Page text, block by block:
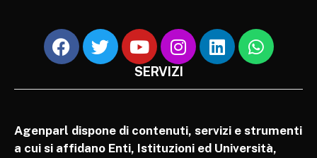
SERVIZI
Agenparl dispone di contenuti, servizi e strumenti
a cui si affidano Enti, Istituzioni ed Università,